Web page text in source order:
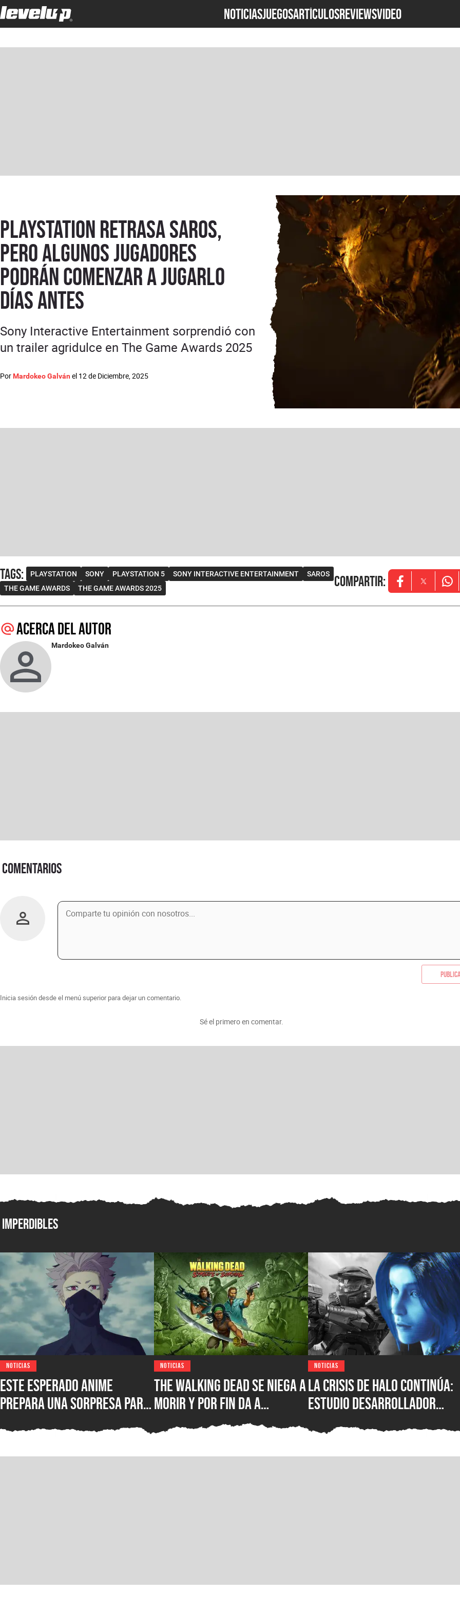
NOTICIASJUEGOSARTÍCULOSREVIEWSVideo
PlayStation retrasa SAROS,
pero algunos jugadores
podrán comenzar a jugarlo
días antes
Por Mardokeo Galván el 12 de Diciembre, 2025
Sony Interactive Entertainment sorprendió con
un trailer agridulce en The Game Awards 2025
Tags: PLAYSTATION SONY PLAYSTATION 5 SONY INTERACTIVE ENTERTAINMENT
SAROS
THE GAME AWARDS
THE GAME AWARDS 2025 Compartir: Opens in new
Opens in
Acerca del autor
Mardokeo Galván
Comentarios
Inicia sesión desde el menú superior para dejar un comentario.
Sé el primero en comentar.
Imperdibles
NOTICIAS
Este esperado anime
prepara una sorpresa para
NOTICIAS
The Walking Dead se niega a
morir y por fin da a
conocer la fecha de
lanzamiento de su nuevo
juego
NOTICIAS
La crisis de Halo continúa:
estudio desarrollador
fallido lanzamiento
multiplataforma de